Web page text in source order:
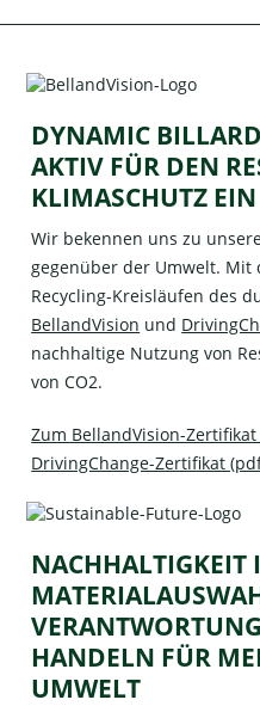
DYNAMIC
AKTIV FÜR DEN
KLIMASCHUTZ EIN
Wir bekennen uns zu
gegenüber der Umwelt. Mit
Recycling-Kreisläufen des
BellandVision und
nachhaltige Nutzung von
von CO2.
Zum BellandVision-
DrivingChange-Zertifikat
NACHHALTIGKEIT
HANDELN FÜR
UMWELT